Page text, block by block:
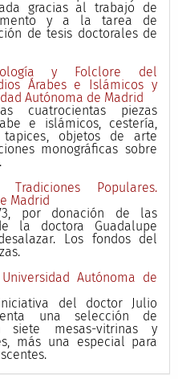
gracias al trabajo de
y a la tarea de
de tesis doctorales de
y Folclore del
Árabes e Islámicos y
Autónoma de Madrid
cuatrocientas piezas
e islámicos, cestería,
tapices, objetos de arte
monográficas sobre
Populares.
Madrid
por donación de las
la doctora Guadalupe
Los fondos del
Autónoma de
del doctor Julio
una selección de
siete mesas-vitrinas y
más una especial para